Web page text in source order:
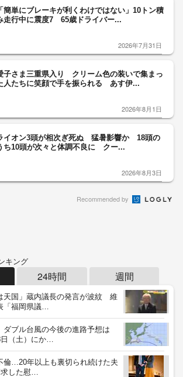
「簡単にブレーキが利くわけではない」10トン積
走行中に震度7 65歳ドライバー...
2026年7月31日
子さま三重県入り クリーム色の装いで集まっ
人たちに笑顔で手を振られる あす伊...
2026年8月1日
イオン3頭が相次ぎ死ぬ 猛暑影響か 18頭の
ち10頭が次々と体調不良に クー...
2026年8月3日
Recommended by
キング
24時間 週間
天国」蔵内議長の発言が波紋 維
「福岡県議…
ダブル台風の今後の進路予想は
日（土）にか…
倫…20年以上も裏切られ続けた夫
求した慰…